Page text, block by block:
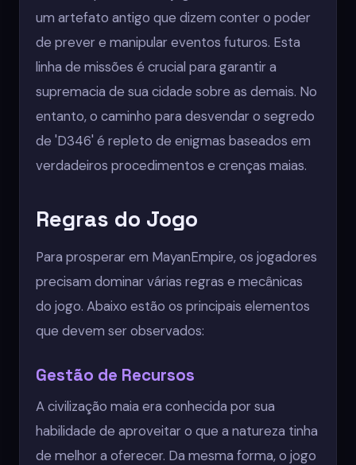
um artefato antigo que dizem conter o poder
de prever e manipular eventos futuros. Esta
linha de missões é crucial para garantir a
supremacia de sua cidade sobre as demais. No
entanto, o caminho para desvendar o segredo
de 'D346' é repleto de enigmas baseados em
verdadeiros procedimentos e crenças maias.
Regras do Jogo
Para prosperar em MayanEmpire, os jogadores
precisam dominar várias regras e mecânicas
do jogo. Abaixo estão os principais elementos
que devem ser observados:
Gestão de Recursos
A civilização maia era conhecida por sua
habilidade de aproveitar o que a natureza tinha
de melhor a oferecer. Da mesma forma, o jogo